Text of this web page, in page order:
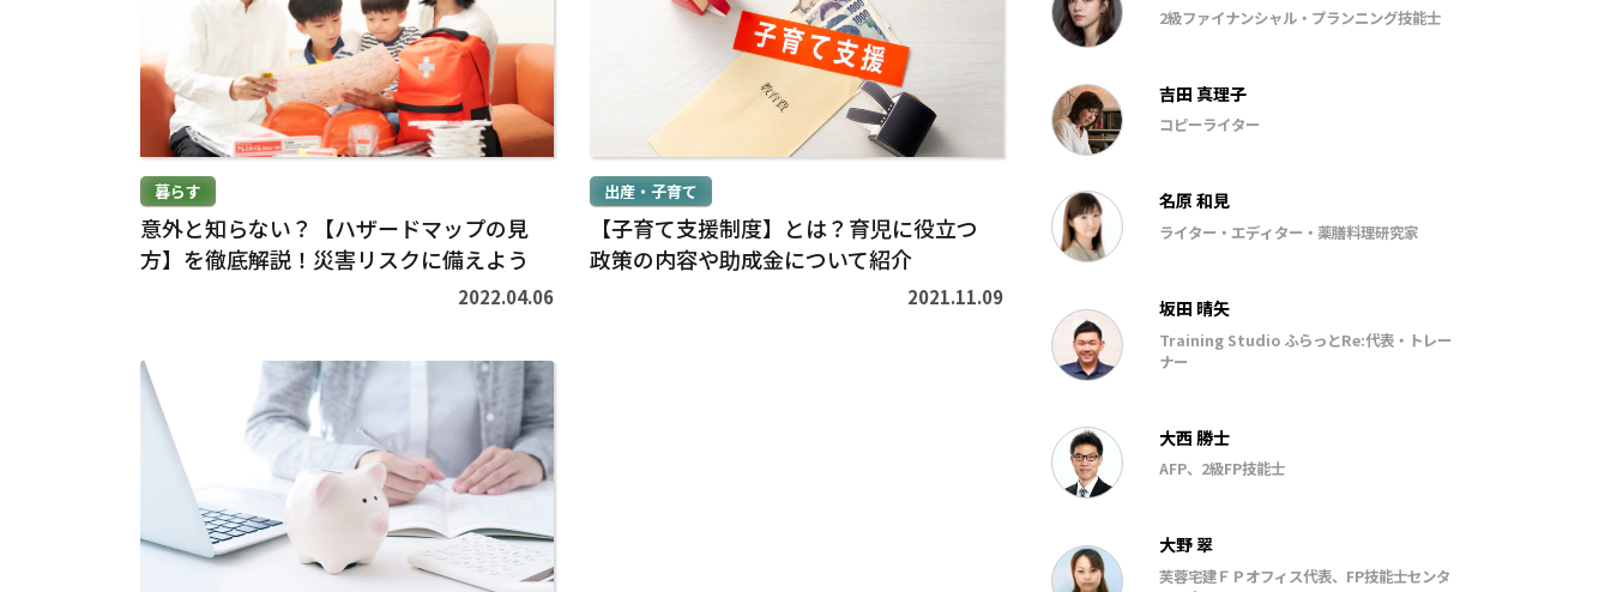
む
>
暮らす
意外と知らない？【ハザードマップの見
方】を徹底解説！災害リスクに備えよう
2022.04.06
出産・子育て
【子育て支援制度】とは？育児に役立つ
政策の内容や助成金について紹介
2021.11.09
続
き
2級ファイナンシャル・プランニング技能士
吉田 真理子
コピーライター
名原 和見
ライター・エディター・薬膳料理研究家
坂田 晴矢
Training Studio ふらっとRe:代表・トレー
ナー
大西 勝士
AFP、2級FP技能士
大野 翠
芙蓉宅建ＦＰオフィス代表、FP技能士センタ